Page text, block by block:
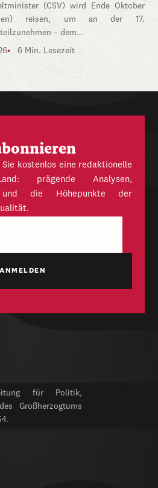
(CSV) wird Ende Oktober
reisen, um an der 17.
– dem…
6 Min. Lesezeit
kostenlos eine redaktionelle
prägende Analysen,
und die Höhepunkte der
für Politik,
Großherzogtums